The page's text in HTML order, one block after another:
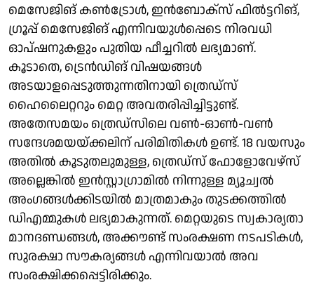
മെസേജിങ് കൺട്രോൾ, ഇൻബോക്സ് ഫിൽട്ടറിങ്,
ഗ്രൂപ്പ് മെസേജിങ് എന്നിവയുൾപ്പെടെ നിരവധി
ഓപ്ഷനുകളും പുതിയ ഫീച്ചറിൽ ലഭ്യമാണ്.
കൂടാതെ, ട്രെൻഡിങ് വിഷയങ്ങൾ
അടയാളപ്പെടുത്തുന്നതിനായി ത്രെഡ്‌സ്
ഹൈലൈറ്ററും മെറ്റ അവതരിപ്പിച്ചിട്ടുണ്ട്.
അതേസമയം ത്രെഡ്‌സിലെ വൺ-ഓൺ-വൺ
സന്ദേശമയയ്‌ക്കലിന് പരിമിതികൾ ഉണ്ട്. 18 വയസും
അതിൽ കൂടുതലുമുള്ള, ത്രെഡ്‌സ് ഫോളോവേഴ്‌സ്
അല്ലെങ്കിൽ ഇൻസ്റ്റാഗ്രാമിൽ നിന്നുള്ള മ്യൂച്വൽ
അംഗങ്ങൾക്കിടയിൽ മാത്രമാകും തുടക്കത്തിൽ
ഡിഎമ്മുകൾ ലഭ്യമാകുന്നത്. മെറ്റയുടെ സ്വകാര്യതാ
മാനദണ്ഡങ്ങൾ, അക്കൗണ്ട് സംരക്ഷണ നടപടികൾ,
സുരക്ഷാ സൗകര്യങ്ങൾ എന്നിവയാൽ അവ
സംരക്ഷിക്കപ്പെട്ടിരിക്കും.